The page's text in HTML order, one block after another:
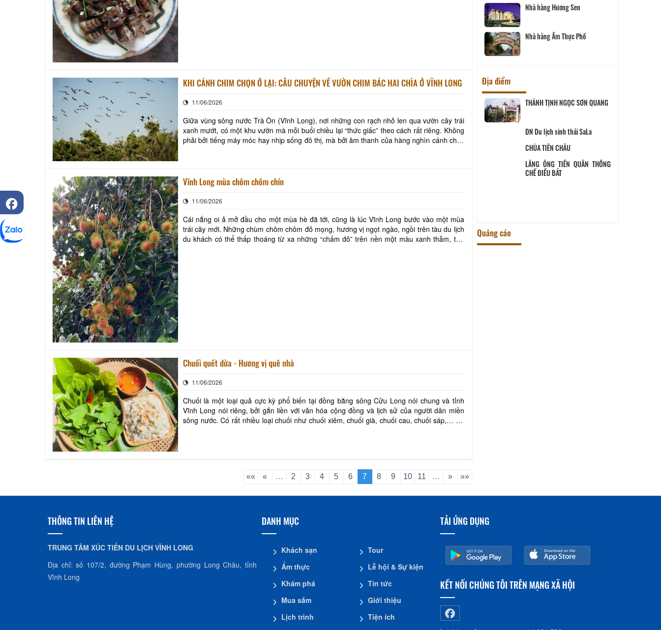
KHI CÁNH CHIM CHỌN Ở LẠI: CÂU CHUYỆN VỀ VƯỜN CHIM BÁC HAI CHÌA Ở VĨNH LONG
11/06/2026
Giữa vùng sông nước Trà Ôn (Vĩnh Long), nơi những con rạch nhỏ len qua vườn cây trái
xanh mướt, có một khu vườn mà mỗi buổi chiều lại “thức giấc” theo cách rất riêng. Không
phải bởi tiếng máy móc hay nhịp sống đô thị, mà bởi âm thanh của hàng nghìn cánh chim
Vĩnh Long mùa chôm chôm chín
11/06/2026
Cái nắng oi ả mở đầu cho một mùa hè đã tới, cũng là lúc Vĩnh Long bước vào một mùa
trái cây mới. Những chùm chôm chôm đỏ mọng, hương vị ngọt ngào, ngồi trên tàu du lịch
du khách có thể thấp thoáng từ xa những “chấm đỏ” trên nền một màu xanh thẫm, tựa
Chuối quết dừa - Hương vị quê nhà
11/06/2026
Chuối là một loại quả cực kỳ phổ biến tại đồng bằng sông Cửu Long nói chung và tỉnh
Vĩnh Long nói riêng, bởi gắn liền với văn hóa cộng đồng và lịch sử của người dân miền
sông nước. Có rất nhiều loại chuối như chuối xiêm, chuối già, chuối cau, chuối sáp,… Từ
«« « … 2 3 4 5 6 7 8 9 10 11 … » »»
Nhà hàng Hương Sen
Nhà hàng Ẩm Thực Phố
Địa điểm
BẢO TÀNG VĨNH LONG
KHU DU LỊCH VINH SANG
THÁNH TỊNH NGỌC SƠN QUANG
DN Du lịch sinh thái SaLa
Quảng cáo
THÔNG TIN LIÊN HỆ
TRUNG TÂM XÚC TIẾN DU LỊCH VĨNH LONG
Địa chỉ: số 107/2, đường Phạm Hùng, phường Long Châu, tỉnh
Vĩnh Long
DANH MỤC
Khách sạn
Ẩm thực
Khám phá
Mua sắm
Lịch trình
Tour
Lễ hội & Sự kiện
Tin tức
Giới thiệu
Tiện ích
TẢI ỨNG DỤNG
KẾT NỐI CHÚNG TÔI TRÊN MẠNG XÃ HỘI